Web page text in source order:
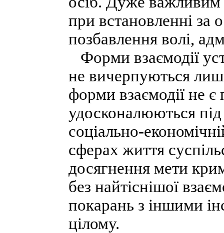
при встановленні за
позбавлення волі,
Форми взаємодії
не вичерпуються
форми взаємодії не
удосконалюються
соціально-
сферах життя
досягнення мети
без найтіснішої
покарань з іншими
цілому.